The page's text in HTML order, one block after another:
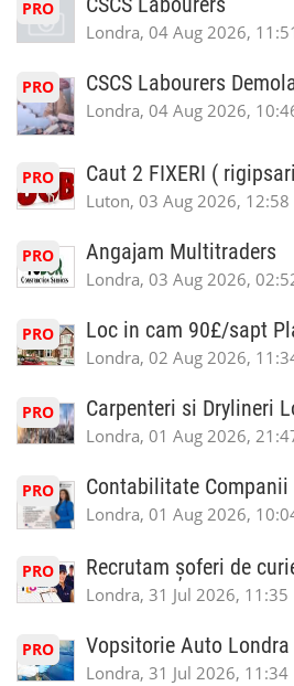
PRO
Londra, 04 Aug 2026,
PRO CSCS Labourers
Londra, 04 Aug 2026,
PRO Caut 2 FIXERI (
Luton, 03 Aug 2026, 12:58
PRO Angajam Multitraders
Londra, 03 Aug 2026,
PRO Loc in cam 90£/sapt
Londra, 02 Aug 2026,
PRO Carpenteri si Drylineri
Londra, 01 Aug 2026,
PRO Contabilitate Companii
Londra, 01 Aug 2026,
PRO Recrutam șoferi de
Londra, 31 Jul 2026, 11:35
PRO Vopsitorie Auto Londra
Londra, 31 Jul 2026, 11:34